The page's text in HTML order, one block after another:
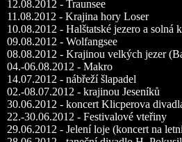
12.08.2012 - Traunsee
11.08.2012 - Krajina hory Loser
10.08.2012 - Halštatské jezero a solná
09.08.2012 - Wolfangsee
08.08.2012 - Krajinou velkých jezer
04.-06.08.2012 - Makro
14.07.2012 - nábřeží šlapadel
02.-08.07.2012 - krajinou Jeseníků
30.06.2012 - koncert Klicperova
22.-30.06.2012 - Festivalové vteřiny
29.06.2012 - Jelení loje (koncert na